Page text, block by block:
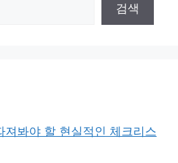
검색
져봐야 할 현실적인 체크리스